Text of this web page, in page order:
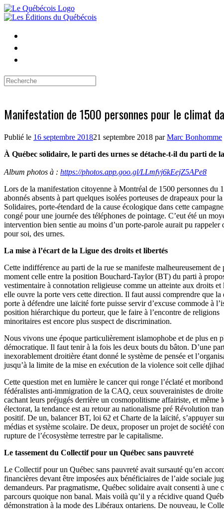
Skip
to
Search
Manifestation de 1500 personnes pour le climat
Publié le 16 septembre 201821 septembre 2018 parMarc Bonhomme
À Québec solidaire, le parti des urnes se détache-t-il du parti de
Album photos à : https://photos.app.goo.gl/LLmfvj6kEejZ5APe8
Lors de la manifestation citoyenne à Montréal de 1500 personnes du
abonnés absents à part quelques isolées porteuses de drapeaux
Solidaires, porte-étendard de la cause écologique dans cette
congé pour une journée des téléphones de pointage. C’eut été un
intervention bien sentie au moins d’un porte-parole aurait pu
pour soi, des urnes.
La mise à l’écart de la Ligue des droits et libertés
Cette indifférence au parti de la rue se manifeste malheureusement
moment celle entre la position Bouchard-Taylor (BT) du parti à
vestimentaire à connotation religieuse comme un atteinte aux droits
elle ouvre la porte vers cette direction. Il faut aussi comprendre que
porte à défendre une laïcité forte puisse servir d’excuse commode à
position hiérarchique du porteur, que le faire à l’encontre de religions
minoritaires est encore plus suspect de discrimination.
Nous vivons une époque particulièrement islamophobe et de plus en
démocratique. Il faut tenir à la fois les deux bouts du bâton. D’une
inexorablement droitière étant donné le système de pensée et
jusqu’à la limite de la mise en exécution de la violence soit celle
Cette question met en lumière le cancer qui ronge l’éclaté et
fédéralistes anti-immigration de la CAQ, ceux souverainistes de
cachant leurs préjugés derrière un cosmopolitisme affairiste, et
électorat, la tendance est au retour au nationalisme pré Révolution
positif. De un, balancer BT, loi 62 et Charte de la laïcité, s’appuyer
médias et système scolaire. De deux, proposer un projet de société
rupture de l’écosystème terrestre par le capitalisme.
Le tassement du Collectif pour un Québec sans pauvreté
Le Collectif pour un Québec sans pauvreté avait sursauté qu’en
financières devant être imposées aux bénéficiaires de l’aide sociale
demandeurs. Par pragmatisme, Québec solidaire avait consenti à
parcours quoique non banal. Mais voilà qu’il y a récidive quand
démonstration à la mode des Libéraux ontariens. De nouveau, le